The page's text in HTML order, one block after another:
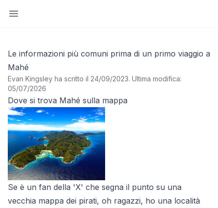
Apri barra laterale
Le informazioni più comuni prima di un primo viaggio a
Mahé
Evan Kingsley ha scritto il 24/09/2023. Ultima modifica:
05/07/2026
Dove si trova Mahé sulla mappa
Se è un fan della 'X' che segna il punto su una
vecchia mappa dei pirati, oh ragazzi, ho una località